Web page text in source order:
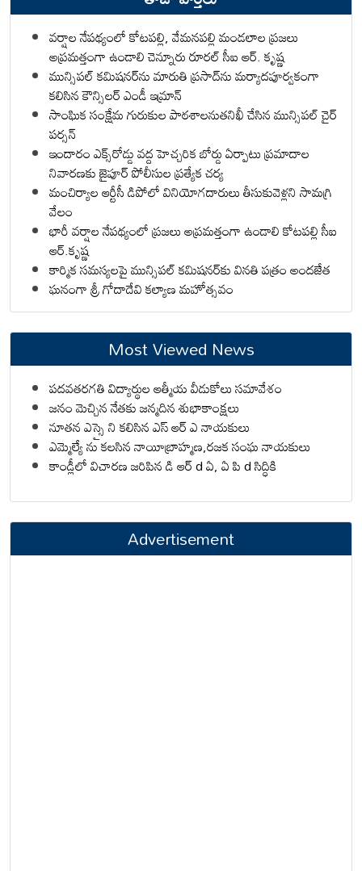
వర్షాల నేపథ్యంలో కోటపల్లి, వేమనపల్లి మండలాల ప్రజలు
అప్రమత్తంగా ఉండాలి చెన్నూరు రూరల్ సీఐ ఆర్. కృష్ణ
మున్సిపల్ కమిషనర్‌ను మారుతి ప్రసాద్‌ను మర్యాదపూర్వకంగా
కలిసిన కౌన్సిలర్ ఎండీ ఇమ్రాన్ ​
సాంఘిక సంక్షేమ గురుకుల పాఠశాలనుతనిఖీ చేసిన మున్సిపల్ చైర్
పర్సన్
ఇందారం ఎక్స్‌రోడ్డు వద్ద హెచ్చరిక బోర్డు ఏర్పాటు ప్రమాదాల
నివారణకు జైపూర్ పోలీసుల ప్రత్యేక చర్య
మంచిర్యాల ఆర్టీసీ డిపోలో వినియోగదారులు తీసుకువెళ్లని సామగ్రి
వేలం
భారీ వర్షాల నేపథ్యంలో ప్రజలు అప్రమత్తంగా ఉండాలి కోటపల్లి సీఐ
ఆర్.కృష్ణ
కార్మిక సమస్యలపై మున్సిపల్ కమిషనర్‌కు వినతి పత్రం అందజేత
ఘనంగా శ్రీ గోదాదేవి కల్యాణ మహోత్సవం
Most Viewed News
పదవతరగతి విద్యార్థుల ఆత్మీయ వీడుకోలు సమావేశం
జనం మెచ్చిన నేతకు జన్మదిన శుభాకాంక్షలు
నూతన ఎస్సై ని కలిసిన ఎస్ ఆర్ ఎ నాయకులు
ఎమ్మెల్యే ను కలసిన నాయీబ్రాహ్మణ,రజక సంఘ నాయకులు
కాండ్లీలో విచారణ జరిపిన డి ఆర్ d ఏ, ఏ పి d సిద్ధికి
Advertisement